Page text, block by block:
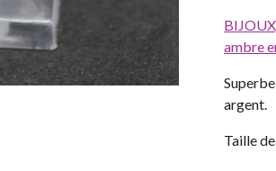
BIJOUX,
ambre
argent.
Taille